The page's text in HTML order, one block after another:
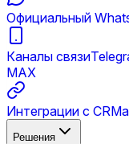
Официальный
Каналы связи
MAX
Интеграции с CRM
Решения